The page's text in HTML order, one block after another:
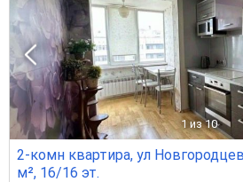
1 из 10
2-комн квартира, ул
м², 16/16 эт.